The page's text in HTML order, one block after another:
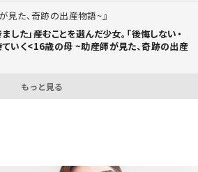
見た、奇跡の出産物語~
した」――産むことを選んだ少女。「後悔しない・
ていく<16歳の母 ~助産師が見た、奇跡の出産
もっと見る